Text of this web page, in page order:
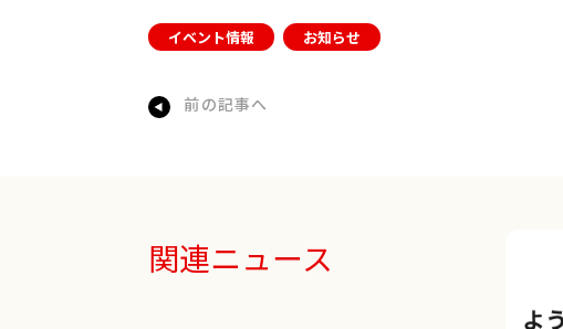
イベント情報 お知らせ
前の記事へ
関連ニュース